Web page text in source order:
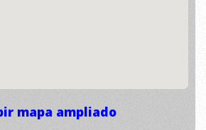
mapa ampliado